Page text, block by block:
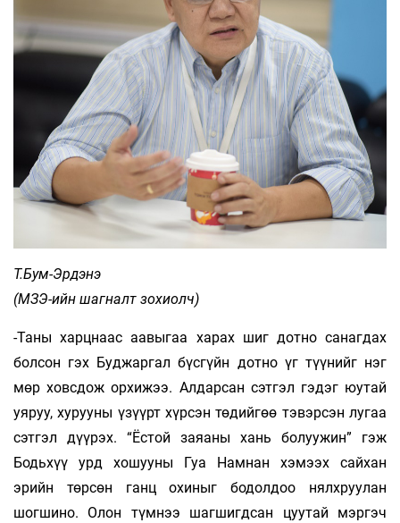
Т.Бум-Эрдэнэ
(МЗЭ-ийн шагналт зохиолч)
-Таны харцнаас аавыгаа харах шиг дотно санагдах
болсон гэх Буджаргал бүсгүйн дотно үг түүнийг нэг
мөр ховсдож орхижээ. Алдарсан сэтгэл гэдэг юутай
уяруу, хурууны үзүүрт хүрсэн төдийгөө тэвэрсэн лугаа
сэтгэл дүүрэх. “Ёстой заяаны хань болуужин” гэж
Бодьхүү урд хошууны Гуа Намнан хэмээх сайхан
эрийн төрсөн ганц охиныг бодолдоо нялхруулан
шогшино. Олон түмнээ шагшигдсан цуутай мэргэч